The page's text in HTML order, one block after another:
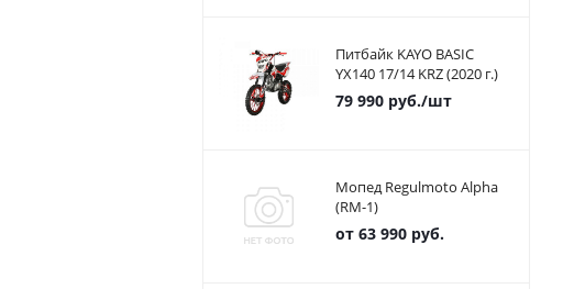
Питбайк KAYO BASIC
YX140 17/14 KRZ (2020 г.)
79 990руб./шт
Мопед Regulmoto Alpha
(RM-1)
от 63 990 руб.